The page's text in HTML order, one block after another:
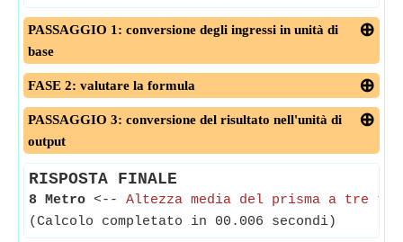
PASSAGGIO 1: conversione degli ingressi in unità di
base
FASE 2: valutare la formula
PASSAGGIO 3: conversione del risultato nell'unità di
output
RISPOSTA FINALE
8 Metro <-- Altezza media del prisma a tre
(Calcolo completato in 00.006 secondi)